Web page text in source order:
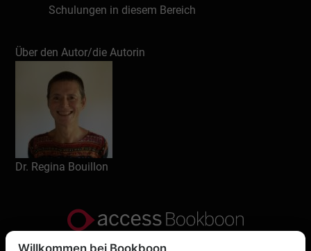
Schulungen in diesem Bereich
besonders für digitale Themen im Bereich
der Soft Skills.
Schreiben Sie eine Rezension
Über den Autor/die Autorin
Dr. Regina Bouillon